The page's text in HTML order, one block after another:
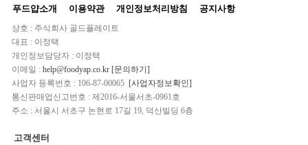
푸드얍소개 이용약관 개인정보처리방침 공지사항
상호 : 주식회사 골드플레이트
대표 : 이정택
개인정보담당자 : 이정택
이메일 : help@foodyap.co.kr [문의하기]
사업자 등록번호 : 106-87-00065 [사업자정보확인]
통신판매업신고번호 : 제2016-서울서초-0961호
주소 : 서울시 서초구 논현로 17길 19, 덕산빌딩 6층
고객센터